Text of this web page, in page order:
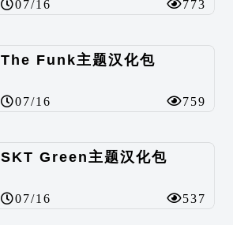
07/16 773
The Funk主题汉化包
07/16 759
SKT Green主题汉化包
07/16 537